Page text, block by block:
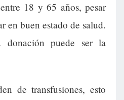
18 y 65 años, pesar
en buen estado de salud.
donación puede ser la
de transfusiones, esto